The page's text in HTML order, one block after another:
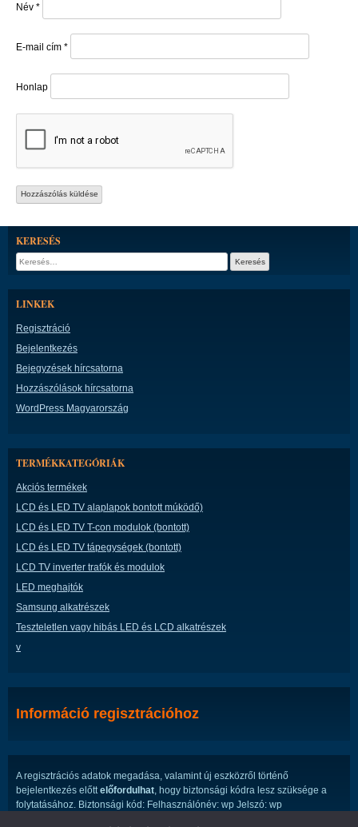
Név *
E-mail cím *
Honlap
KERESÉS
Keresés:
LINKEK
Regisztráció
Bejelentkezés
Bejegyzések hírcsatorna
Hozzászólások hírcsatorna
WordPress Magyarország
TERMÉKKATEGÓRIÁK
Akciós termékek
LCD és LED TV alaplapok bontott múködő)
LCD és LED TV T-con modulok (bontott)
LCD és LED TV tápegységek (bontott)
LCD TV inverter trafók és modulok
LED meghajtók
Samsung alkatrészek
Teszteletlen vagy hibás LED és LCD alkatrészek
v
Információ regisztrációhoz
A regisztrációs adatok megadása, valamint új eszközről történő
bejelentkezés előttelőfordulhat, hogy biztonsági kódra lesz szüksége a
folytatásához. Biztonsági kód: Felhasználónév: wp Jelszó: wp